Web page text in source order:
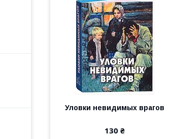
Уловки невидимых врагов
130 ₴